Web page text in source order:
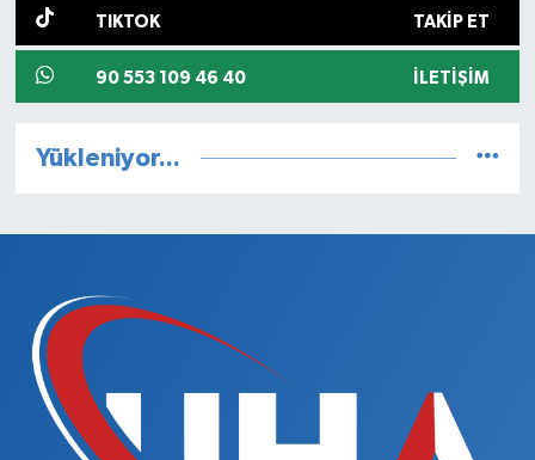
TIKTOK TAKIP ET
90 553 109 46 40 İLETIŞIM
Yükleniyor...